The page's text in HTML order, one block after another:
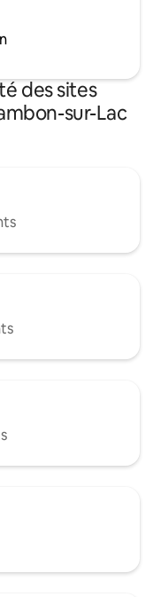
des sites
sur-Lac